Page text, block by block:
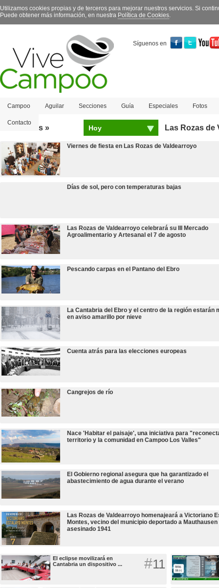
Utilizamos cookies propias y de terceros para mejorar nuestros servicios. Si
Puede obtener más información, en nuestra Política de Cookies.
Síguenos en
Campoo Aguilar Secciones Guía Especiales Fotos
Contacto
Más leídas » Hoy Las Rozas de
Viernes de fiesta en Las Rozas de Valdearroyo
Días de sol, pero con temperaturas bajas
Las Rozas de Valdearroyo celebrará su III Mercado
Agroalimentario y Artesanal el 7 de agosto
Pescando carpas en el Pantano del Ebro
La Cantabria del Ebro y el centro de la región estarán
en aviso amarillo por nieve
Cuenta atrás para las elecciones europeas
Cangrejos de río
Nace 'Habitar el paisaje', una iniciativa para
territorio y la comunidad en Campoo Los Valles"
El Gobierno regional asegura que ha garantizado el
abastecimiento de agua durante el verano
Las Rozas de Valdearroyo homenajeará a Victoriano
Montes, vecino del municipio deportado a Mauthausen
asesinado 1941
#11
El eclipse movilizará en
Cantabria un dispositivo ...